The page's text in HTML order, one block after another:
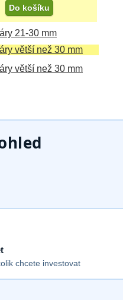
Do košíku
21-30 mm
větší než 30 mm
větší než 30 mm
chcete investovat